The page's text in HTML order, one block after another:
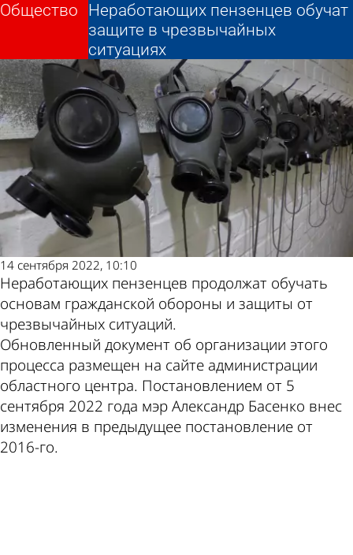
Неработающих пензенцев обучат
защите в чрезвычайных
ситуациях
Общество
14 сентября 2022, 10:10
Неработающих пензенцев продолжат обучать
основам гражданской обороны и защиты от
чрезвычайных ситуаций.
Обновленный документ об организации этого
процесса размещен на сайте администрации
областного центра. Постановлением от 5
сентября 2022 года мэр Александр Басенко внес
изменения в предыдущее постановление от
2016-го.
Неработающих пензенцев обучат
защите в чрезвычайных
ситуациях
Общество
Другие
новости по
теме
Погода и
курсы валют в
Пензе